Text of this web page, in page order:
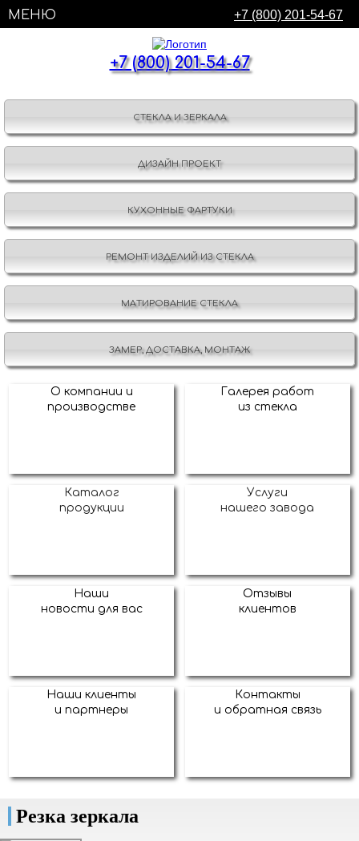
МЕНЮ +7 (800) 201-54-67
+7 (800) 201-54-67
СТЕКЛА И ЗЕРКАЛА
ДИЗАЙН ПРОЕКТ
КУХОННЫЕ ФАРТУКИ
РЕМОНТ ИЗДЕЛИЙ ИЗ СТЕКЛА
МАТИРОВАНИЕ СТЕКЛА
ЗАМЕР, ДОСТАВКА, МОНТАЖ
О компании и
производстве
Галерея работ
из стекла
Каталог
продукции
Услуги
нашего завода
Наши
новости для вас
Отзывы
клиентов
Наши клиенты
и партнеры
Контакты
и обратная связь
Резка зеркала